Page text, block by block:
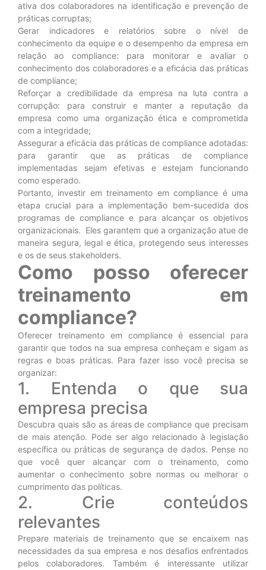
ativa dos colaboradores na identificação e prevenção de
práticas corruptas;
Gerar indicadores e relatórios sobre o nível de
conhecimento da equipe e o desempenho da empresa em
relação ao compliance: para monitorar e avaliar o
conhecimento dos colaboradores e a eficácia das práticas
de compliance;
Reforçar a credibilidade da empresa na luta contra a
corrupção: para construir e manter a reputação da
empresa como uma organização ética e comprometida
com a integridade;
Assegurar a eficácia das práticas de compliance adotadas:
para garantir que as práticas de compliance
implementadas sejam efetivas e estejam funcionando
como esperado.
Portanto, investir em treinamento em compliance é uma
etapa crucial para a implementação bem-sucedida dos
programas de compliance e para alcançar os objetivos
organizacionais. Eles garantem que a organização atue de
maneira segura, legal e ética, protegendo seus interesses
e os de seus stakeholders.
Como posso oferecer
treinamento em
compliance?
Oferecer treinamento em compliance é essencial para
garantir que todos na sua empresa conheçam e sigam as
regras e boas práticas. Para fazer isso você precisa se
organizar:
1. Entenda o que sua
empresa precisa
Descubra quais são as áreas de compliance que precisam
de mais atenção. Pode ser algo relacionado à legislação
específica ou práticas de segurança de dados. Pense no
que você quer alcançar com o treinamento, como
aumentar o conhecimento sobre normas ou melhorar o
cumprimento das políticas.
2. Crie conteúdos
relevantes
Prepare materiais de treinamento que se encaixem nas
necessidades da sua empresa e nos desafios enfrentados
pelos colaboradores. Também é interessante utilizar